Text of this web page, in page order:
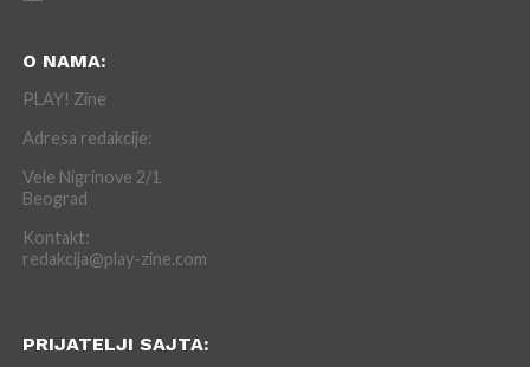
O NAMA:
PLAY! Zine
Adresa redakcije:
Vele Nigrinove 2/1
Beograd
Kontakt:
redakcija@play-zine.com
PRIJATELJI SAJTA: